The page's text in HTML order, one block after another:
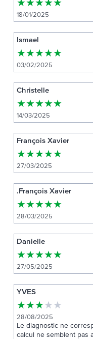
★★★★★
18/01/2025
Ismael
★★★★★
03/02/2025
Christelle
★★★★★
14/03/2025
François Xavier
★★★★★
27/03/2025
.François Xavier
★★★★★
28/03/2025
Danielle
★★★★★
27/05/2025
YVES
★★★★★
28/08/2025
Le diagnostic ne
calcul ne semblent pas